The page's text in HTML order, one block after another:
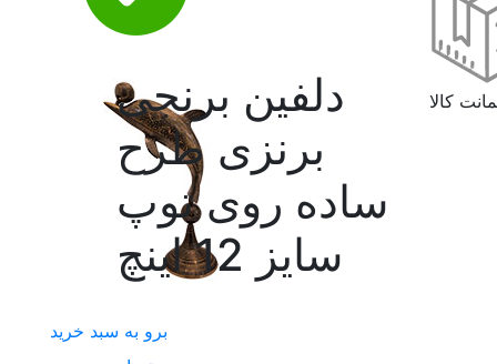
دلفین برنجی
برنزی طرح
ساده روی توپ
سایز 12 اینچ
برو به سبد خرید
کالا